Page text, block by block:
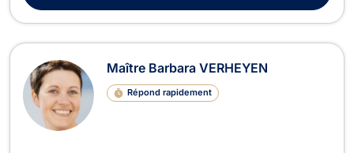
Maître Barbara VERHEYEN
Répond rapidement